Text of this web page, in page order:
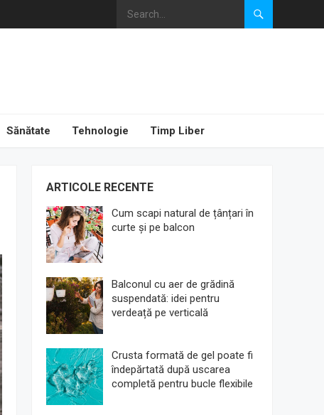
Sănătate Tehnologie Timp Liber
ARTICOLE RECENTE
Cum scapi natural de țânțari în
curte și pe balcon
Balconul cu aer de grădină
suspendată: idei pentru
verdeață pe verticală
Crusta formată de gel poate fi
îndepărtată după uscarea
completă pentru bucle flexibile